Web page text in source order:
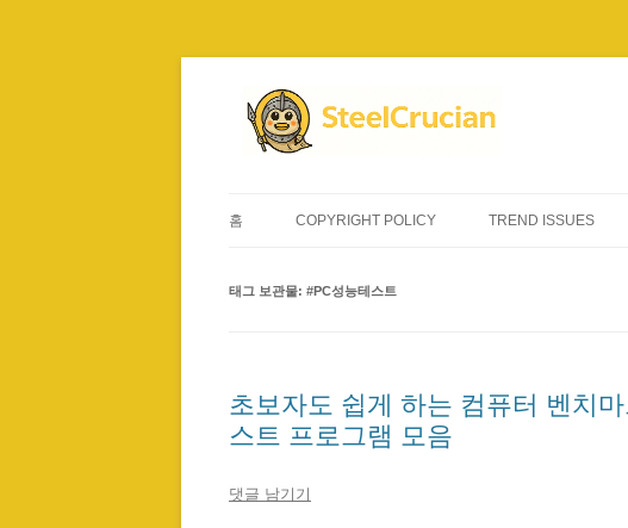
홈 COPYRIGHT POLICY TREND ISSUES
태그 보관물: #PC성능테스트
초보자도 쉽게 하는 컴퓨터 벤치
스트 프로그램 모음
댓글 남기기